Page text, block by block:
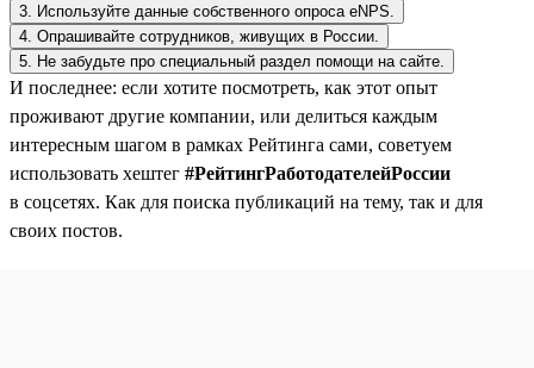
3. Используйте данные собственного опроса eNPS.
4. Опрашивайте сотрудников, живущих в России.
5. Не забудьте про специальный раздел помощи на сайте.
И последнее: если хотите посмотреть, как этот опыт
проживают другие компании, или делиться каждым
интересным шагом в рамках Рейтинга сами, советуем
использовать хештег #РейтингРаботодателейРоссии
в соцсетях. Как для поиска публикаций на тему, так и для
своих постов.